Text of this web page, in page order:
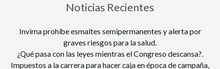
Noticias Recientes
Invima prohíbe esmaltes semipermanentes y alerta por
graves riesgos para la salud.
¿Qué pasa con las leyes mientras el Congreso descansa?.
Impuestos a la carrera para hacer caja en época de campaña,